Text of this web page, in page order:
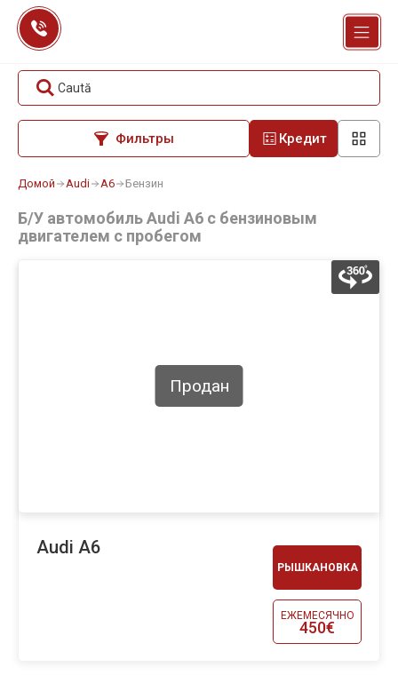
Перейти
содержанию
Caută
Фильтры Кредит
Домой Audi A6 Бензин
Б/У автомобиль Audi A6 с бензиновым
двигателем с пробегом
РЫШКАНОВКА
ЕЖЕМЕСЯЧНО
450€
Продан
Audi A6